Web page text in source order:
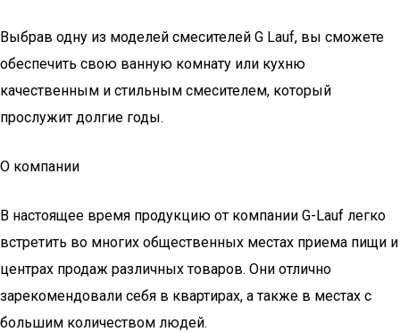
Выбрав одну из моделей смесителей G Lauf, вы сможете
обеспечить свою ванную комнату или кухню
качественным и стильным смесителем, который
прослужит долгие годы.
О компании
В настоящее время продукцию от компании G-Lauf легко
встретить во многих общественных местах приема пищи и
центрах продаж различных товаров. Они отлично
зарекомендовали себя в квартирах, а также в местах с
большим количеством людей.